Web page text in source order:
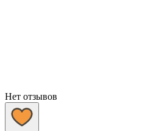
Нет отзывов